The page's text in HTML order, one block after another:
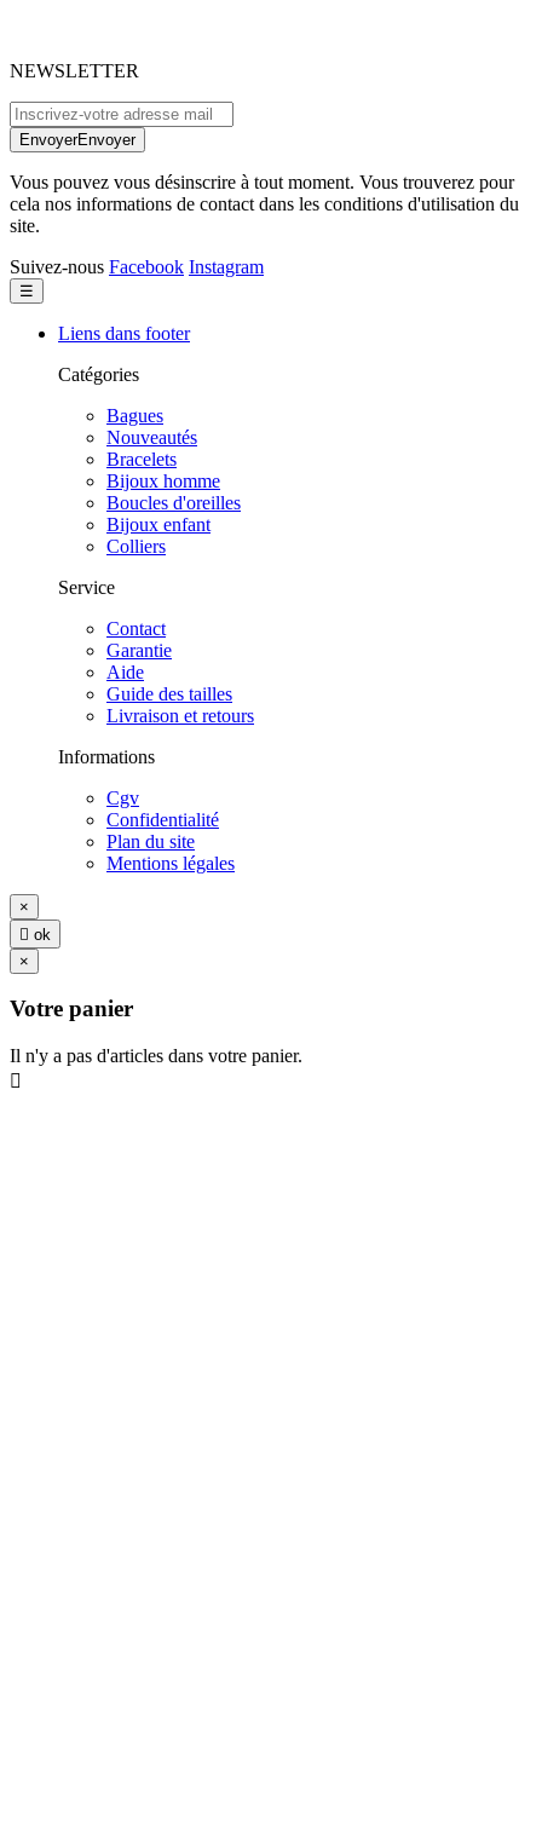
NEWSLETTER
EnvoyerEnvoyer
Vous pouvez vous désinscrire à tout moment. Vous trouverez pour
cela nos informations de contact dans les conditions d'utilisation du
site.
Suivez-nous Facebook Instagram
Basculer
la
navigation
☰
Liens dans footer
Catégories
Bagues
Nouveautés
Bracelets
Bijoux homme
Boucles d'oreilles
Bijoux enfant
Colliers
Service
Contact
Garantie
Aide
Guide des tailles
Livraison et retours
Informations
Cgv
Confidentialité
Plan du site
Mentions légales
×
 ok
×
Votre panier
Il n'y a pas d'articles dans votre panier.